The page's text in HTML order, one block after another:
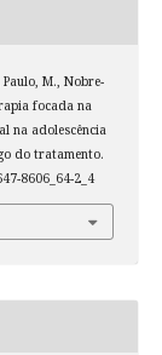
M., Nobre-
focada na
na adolescência
do tratamento.
8606_64-2_4